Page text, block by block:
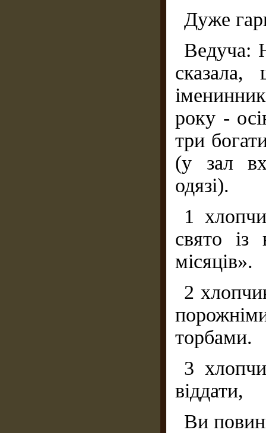
Дуже
Ведуча:
року -
три
(у зал
одязі).
1
свято із
місяців».
2
торбами.
3
віддати,
Ви